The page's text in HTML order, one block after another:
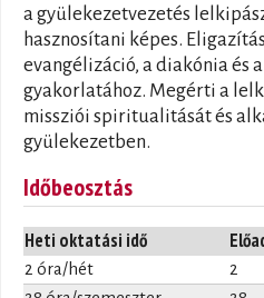
a gyülekezetvezetés
hasznosítani képes.
evangélizáció, a diakónia és
gyakorlatához. Megérti a
missziói spiritualitását és
gyülekezetben.
Időbeosztás
Heti oktatási idő
2 óra/hét 2